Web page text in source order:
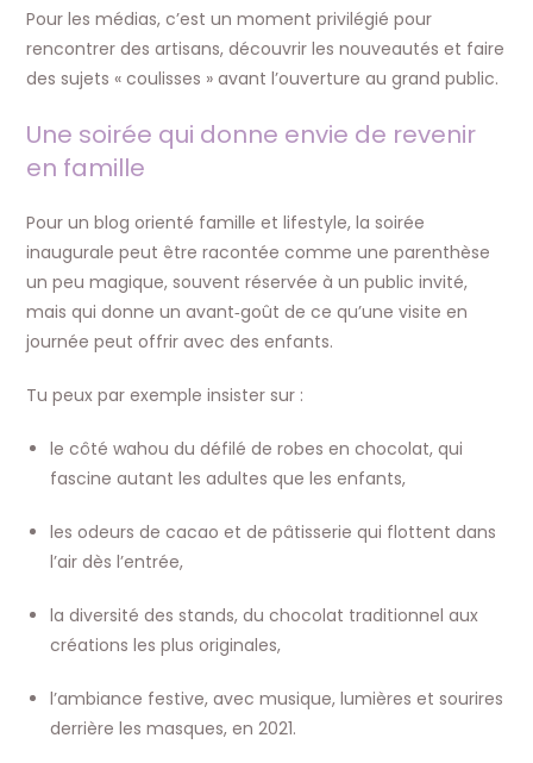
Pour les médias, c’est un moment privilégié pour
rencontrer des artisans, découvrir les nouveautés et faire
des sujets « coulisses » avant l’ouverture au grand public.
Une soirée qui donne envie de revenir
en famille
Pour un blog orienté famille et lifestyle, la soirée
inaugurale peut être racontée comme une parenthèse
un peu magique, souvent réservée à un public invité,
mais qui donne un avant‑goût de ce qu’une visite en
journée peut offrir avec des enfants.
Tu peux par exemple insister sur :
le côté wahou du défilé de robes en chocolat, qui
fascine autant les adultes que les enfants,
les odeurs de cacao et de pâtisserie qui flottent dans
l’air dès l’entrée,
la diversité des stands, du chocolat traditionnel aux
créations les plus originales,
l’ambiance festive, avec musique, lumières et sourires
derrière les masques, en 2021.